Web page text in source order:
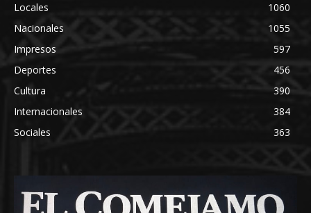
Locales
1060
Nacionales
1055
Impresos
597
Deportes
456
Cultura
390
Internacionales
384
Sociales
363